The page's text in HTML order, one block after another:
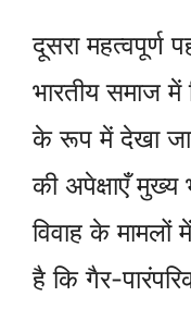
दूसरा महत्वपूर्ण
भारतीय समाज
के रूप में देखा
की अपेक्षाएँ
विवाह के
है कि गैर-